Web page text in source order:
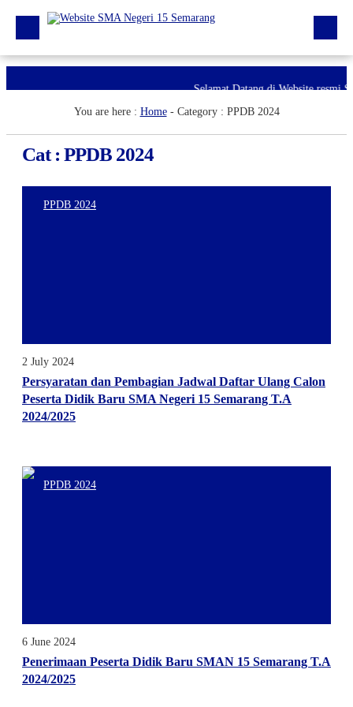
Berita
Unduhan
Selamat Datang di Website resmi
You are here : Home- Category : PPDB 2024
Cat : PPDB 2024
PPDB 2024
2 July 2024
Persyaratan dan Pembagian Jadwal Daftar Ulang Calon
Peserta Didik Baru SMA Negeri 15 Semarang T.A
2024/2025
PPDB 2024
6 June 2024
Penerimaan Peserta Didik Baru SMAN 15 Semarang T.A
2024/2025